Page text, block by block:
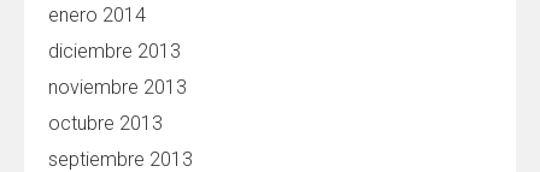
enero 2014
diciembre 2013
noviembre 2013
octubre 2013
septiembre 2013